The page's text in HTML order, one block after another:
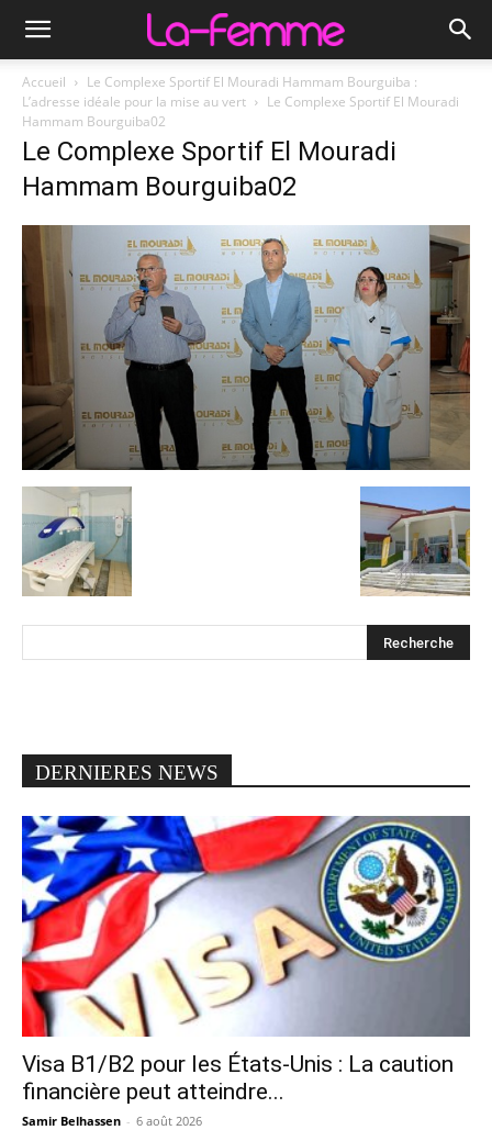
Accueil
Le Complexe Sportif El Mouradi Hammam Bourguiba :
L’adresse idéale pour la mise au vert
Le Complexe Sportif El Mouradi
Hammam Bourguiba02
Le Complexe Sportif El Mouradi
Hammam Bourguiba02
DERNIERES NEWS
Visa B1/B2 pour les États-Unis : La caution
financière peut atteindre...
Samir Belhassen - 6 août 2026